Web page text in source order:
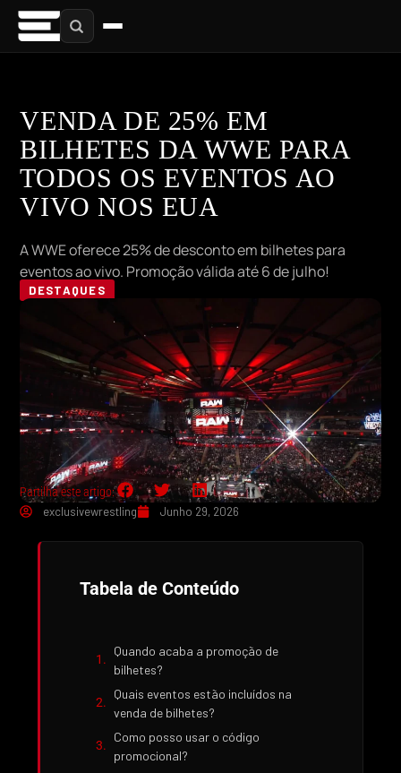
VENDA DE 25% EM
BILHETES DA WWE PARA
TODOS OS EVENTOS AO
VIVO NOS EUA
A WWE oferece 25% de desconto em bilhetes para
eventos ao vivo. Promoção válida até 6 de julho!
DESTAQUES
Partilha este artigo:
exclusivewrestling
Junho 29, 2026
Tabela de Conteúdo
Quando acaba a promoção de
bilhetes?
Quais eventos estão incluídos na
venda de bilhetes?
Como posso usar o código
promocional?